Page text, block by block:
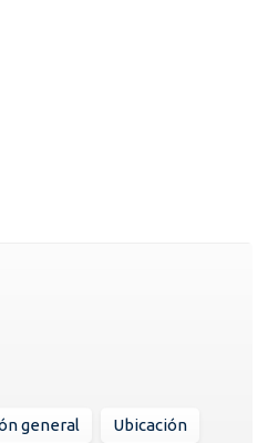
general Ubicación